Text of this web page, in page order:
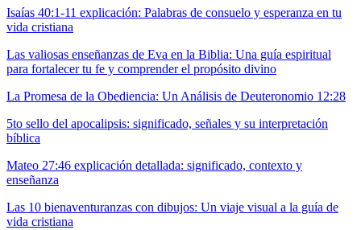
Isaías 40:1-11 explicación: Palabras de consuelo y esperanza en tu
vida cristiana
Las valiosas enseñanzas de Eva en la Biblia: Una guía espiritual
para fortalecer tu fe y comprender el propósito divino
La Promesa de la Obediencia: Un Análisis de Deuteronomio 12:28
5to sello del apocalipsis: significado, señales y su interpretación
bíblica
Mateo 27:46 explicación detallada: significado, contexto y
enseñanza
Las 10 bienaventuranzas con dibujos: Un viaje visual a la guía de
vida cristiana